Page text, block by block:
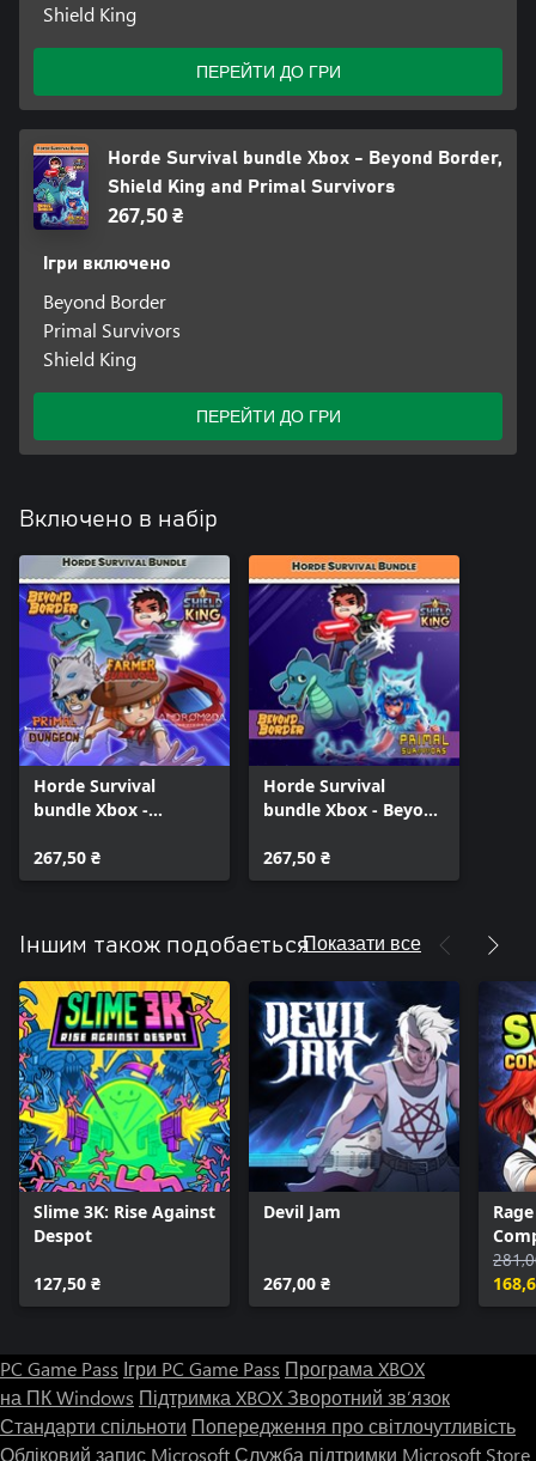
Shield King
ПЕРЕЙТИ ДО ГРИ
Horde Survival bundle Xbox - Beyond Border,
Shield King and Primal Survivors
267,50 ₴
Ігри включено
Beyond Border
Primal Survivors
Shield King
ПЕРЕЙТИ ДО ГРИ
Включено в набір
Horde Survival
bundle Xbox -
Survivors, Beyond
Border, Farmer
267,50 ₴
Horde Survival
bundle Xbox - Beyond
and Primal Survivors
267,50 ₴
Іншим також подобаєтьсяПоказати все
Slime 3K: Rise Against
Despot
127,50 ₴
Devil Jam
267,00 ₴
PC Game Pass Ігри PC Game Pass Програма XBOX
на ПК Windows Підтримка XBOXЗворотний зв’язок
Стандарти спільноти Попередження про світлочутливість
Обліковий запис MicrosoftСлужба підтримки Microsoft Store